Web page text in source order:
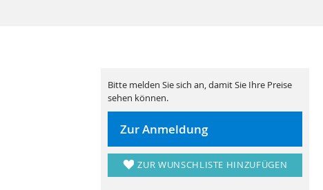
Bitte melden Sie sich an, damit Sie Ihre Preise
sehen können.
Zur Anmeldung
ZUR WUNSCHLISTE HINZUFÜGEN